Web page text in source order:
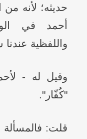
حديثه؛ لأنه من
أحمد في
واللفظية
وقيل له -
"كُفّار".
قلت: فالمسألة